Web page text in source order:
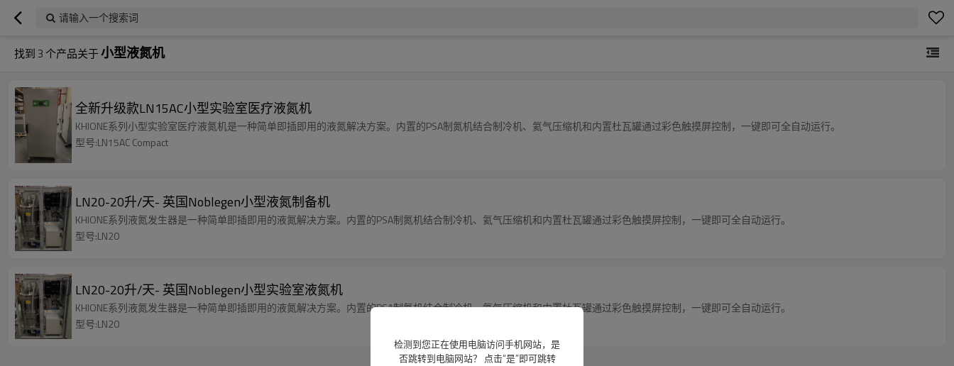
请输入一个搜索词
找到3个产品关于小型液氮机
全新升级款LN15AC小型实验室医疗液氮机
KHIONE系列小型实验室医疗液氮机是一种简单即插即用的液氮解决方案。内置的PSA制氮机结合制冷机、氦气压缩机和内置杜瓦罐通过彩色触摸屏控制，一键即可全自动运行。
型号:LN15AC Compact
LN20-20升/天- 英国Noblegen小型液氮制备机
KHIONE系列液氮发生器是一种简单即插即用的液氮解决方案。内置的PSA制氮机结合制冷机、氦气压缩机和内置杜瓦罐通过彩色触摸屏控制，一键即可全自动运行。
型号:LN20
LN20-20升/天- 英国Noblegen小型实验室液氮机
KHIONE系列液氮发生器是一种简单即插即用的液氮解决方案。内置的PSA制氮机结合制冷机、氦气压缩机和内置杜瓦罐通过彩色触摸屏控制，一键即可全自动运行。
型号:LN20
检测到您正在使用电脑访问手机网站，是
否跳转到电脑网站？ 点击“是”即可跳转